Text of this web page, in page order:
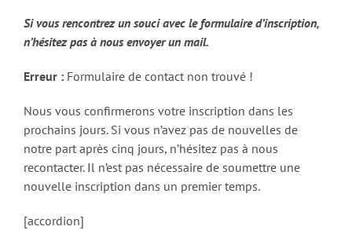
Si vous rencontrez un souci avec le formulaire d’inscription,
n’hésitez pas à nous envoyer un mail.
Erreur : Formulaire de contact non trouvé !
Nous vous confirmerons votre inscription dans les
prochains jours. Si vous n’avez pas de nouvelles de
notre part après cinq jours, n’hésitez pas à nous
recontacter. Il n’est pas nécessaire de soumettre une
nouvelle inscription dans un premier temps.
[accordion]